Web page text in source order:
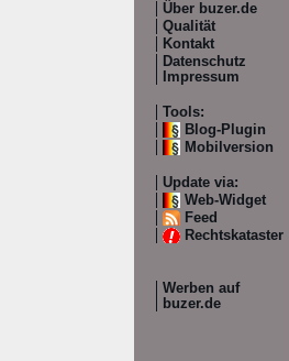
Über buzer.de
Qualität
Kontakt
Datenschutz
Impressum
Tools:
Blog-Plugin
Mobilversion
Update via:
Web-Widget
Feed
Rechtskataster
Werben auf
buzer.de